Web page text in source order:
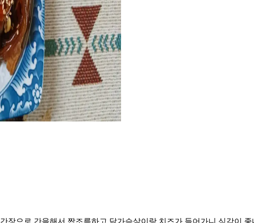
장으로 간을해서 짭조름하고 닭가슴살이랑 치즈가 들어가니 식감이